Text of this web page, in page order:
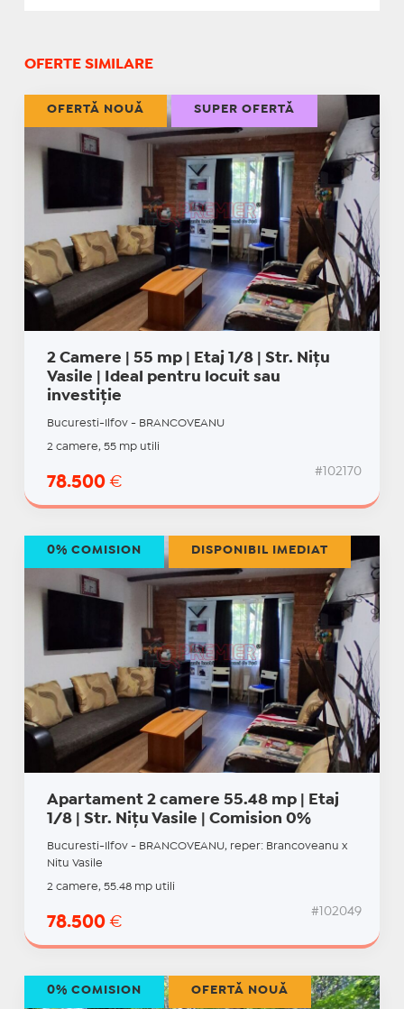
OFERTE SIMILARE
2 Camere | 55 mp | Etaj 1/8 | Str. Nițu
Vasile | Ideal pentru locuit sau
investiție
Bucuresti-Ilfov - BRANCOVEANU
2 camere, 55 mp utili
78.500 €
#102170
OFERTĂ NOUĂ SUPER OFERTĂ
Apartament 2 camere 55.48 mp | Etaj
1/8 | Str. Nițu Vasile | Comision 0%
Bucuresti-Ilfov - BRANCOVEANU, reper: Brancoveanu x
Nitu Vasile
2 camere, 55.48 mp utili
78.500 €
#102049
0% COMISION DISPONIBIL IMEDIAT
0% COMISION OFERTĂ NOUĂ